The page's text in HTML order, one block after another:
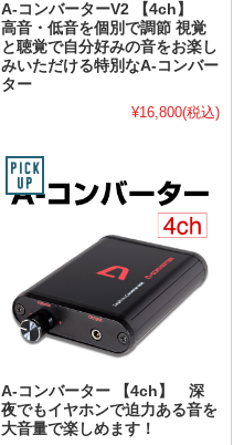
A-コンバーターV2 【4ch】
高音・低音を個別で調節 視覚
と聴覚で自分好みの音をお楽し
みいただける特別なA-コンバー
ター
¥16,800(税込)
A-コンバーター 【4ch】 深
夜でもイヤホンで迫力ある音を
大音量で楽しめます！